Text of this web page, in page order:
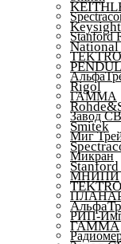
Stanford
ГАММА
Завод
Миг
Микран
МНИПИ
РИП-
National
Rigol
Smitek
Stanford
ГАММА